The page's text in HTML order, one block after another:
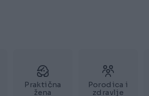
Praktična
žena
Porodica i
zdravlje